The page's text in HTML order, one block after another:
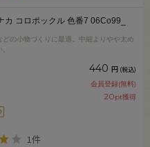
カ コロポックル 色番7 06Co99_
どの小物づくりに最適。中細よりやや太め
440 円 (税込)
会員登録(無料)
20pt獲得
1件